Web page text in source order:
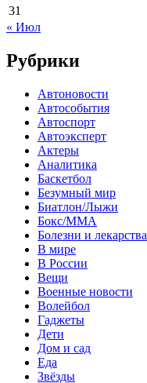
31
« Июл
Рубрики
Автоновости
Автособытия
Автоспорт
Автоэксперт
Актеры
Аналитика
Баскетбол
Безумный мир
Биатлон/Лыжи
Бокс/MMA
Болезни и лекарства
В мире
В России
Вещи
Военные новости
Волейбол
Гаджеты
Дети
Дом и сад
Еда
Звёзды